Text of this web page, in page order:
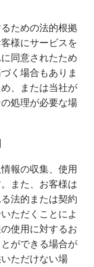
ための法的根拠
様にサービスを
同意されたため
く場合もありま
、または当社が
処理が必要な場
報の収集、使用
また、お客様は
法的または契約
ただくことによ
使用に対するお
ができる場合が
ただけない場